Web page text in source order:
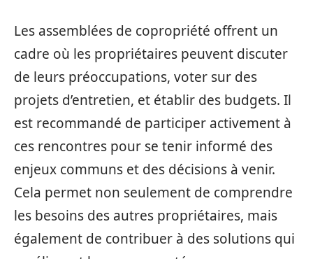
Les assemblées de copropriété offrent un
cadre où les propriétaires peuvent discuter
de leurs préoccupations, voter sur des
projets d’entretien, et établir des budgets. Il
est recommandé de participer activement à
ces rencontres pour se tenir informé des
enjeux communs et des décisions à venir.
Cela permet non seulement de comprendre
les besoins des autres propriétaires, mais
également de contribuer à des solutions qui